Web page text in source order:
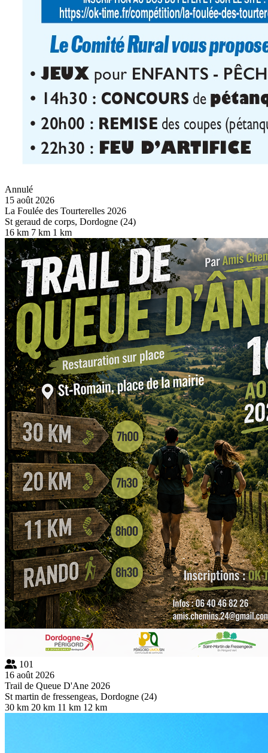
Annulé
15 août 2026
La Foulée des Tourterelles 2026
St geraud de corps, Dordogne (24)
16 km 7 km 1 km
101
16 août 2026
Trail de Queue D'Ane 2026
St martin de fressengeas, Dordogne (24)
30 km 20 km 11 km 12 km